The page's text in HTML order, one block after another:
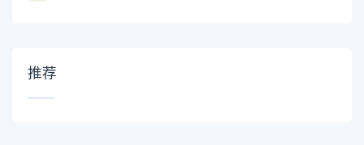
推荐